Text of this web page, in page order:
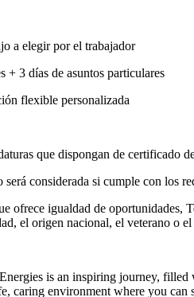
a elegir por el trabajador
+ 3 días de asuntos particulares
flexible personalizada
que dispongan de certificado
será considerada si cumple con los
ofrece igualdad de oportunidades,
el origen nacional, el veterano o
is an inspiring journey,
caring environment where you